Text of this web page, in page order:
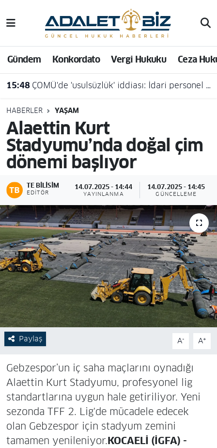
Gündem Konkordato Vergi Hukuku Ceza
15:48 ÇOMÜ'de 'usulsüzlük' iddiası: İdari personel açığa alındı
HABERLER YAŞAM
Alaettin Kurt
Stadyumu’nda doğal çim
dönemi başlıyor
TE BILISIM
EDITÖR
14.07.2025 - 14:44
YAYINLANMA
14.07.2025 - 14:45
GÜNCELLEME
Paylaş A- A+
Gebzespor’un iç saha maçlarını oynadığı
Alaettin Kurt Stadyumu, profesyonel lig
standartlarına uygun hale getiriliyor. Yeni
sezonda TFF 2. Lig'de mücadele edecek
olan Gebzespor için stadyum zemini
tamamen yenileniyor.KOCAELİ (İGFA) -
Hava Durumu
Trafik Durumu
Süper Lig Puan Durumu ve Fikstür
Tüm Manşetler
Son Dakika Haberleri
Haber Arşivi